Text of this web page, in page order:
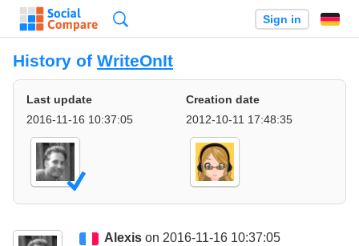
Sign in
History of WriteOnIt
Last update
2016-11-16 10:37:05
Creation date
2012-10-11 17:48:35
Alexis on 2016-11-16 10:37:05